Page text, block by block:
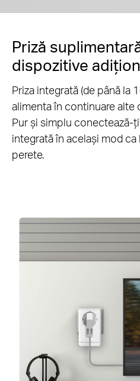
Priză
dispozitive
Priza integrată (de până la
alimenta în continuare alte
Pur și simplu conectează-
integrată în același mod
perete.